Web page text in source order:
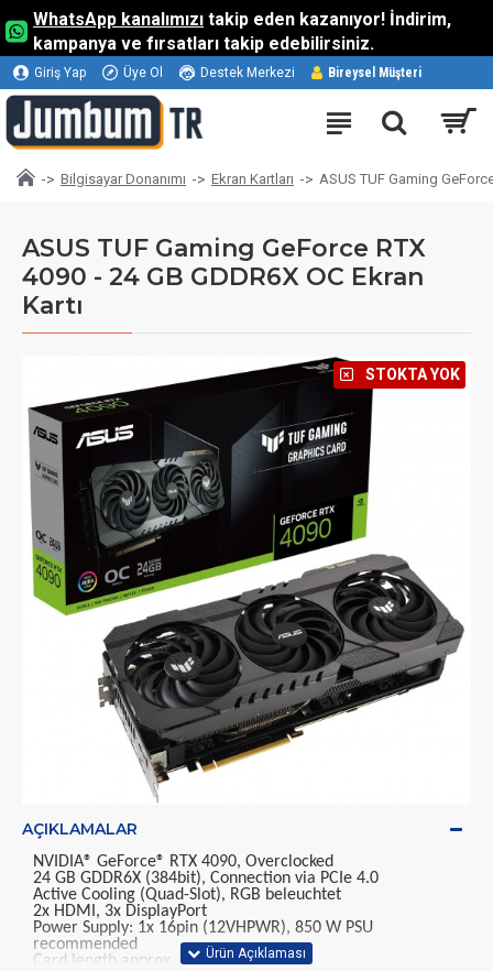
WhatsApp kanalımızı takip eden kazanıyor! İndirim,
kampanya ve fırsatları takip edebilirsiniz.
Giriş Yap Üye Ol Destek Merkezi Bireysel Müşteri
Bilgisayar Donanımı Ekran Kartları ASUS TUF Gaming
ASUS TUF Gaming GeForce RTX
4090 - 24 GB GDDR6X OC Ekran
Kartı
⠀STOKTA YOK
AÇIKLAMALAR
NVIDIA® GeForce® RTX 4090, Overclocked
24 GB GDDR6X (384bit), Connection via PCIe 4.0
Active Cooling (Quad-Slot), RGB beleuchtet
2x HDMI, 3x DisplayPort
Power Supply: 1x 16pin (12VHPWR), 850 W PSU
recommended
Card length approx. 326 mm